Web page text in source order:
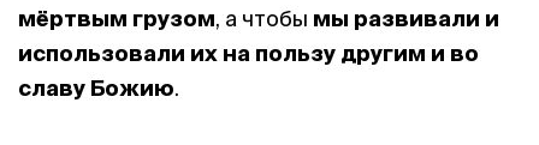
мёртвым грузом, а чтобы мы развивали и
использовали их на пользу другим и во
славу Божию.